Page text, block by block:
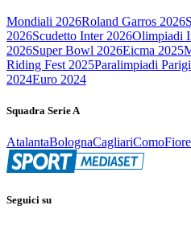
Mondiali 2026Roland Garros 2026
2026Scudetto Inter 2026Olimpiadi
2026Super Bowl 2026Eicma 2025
Riding Fest 2025Paralimpiadi
2024Euro 2024
Squadra Serie A
AtalantaBolognaCagliariComo
Seguici su